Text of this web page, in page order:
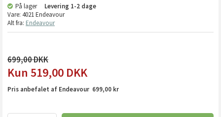
På lager Levering 1-2 dage
Vare: 4021 Endeavour
Alt fra: Endeavour
699,00
519,00 DKK
Pris anbefalet af Endeavour 699,00 kr